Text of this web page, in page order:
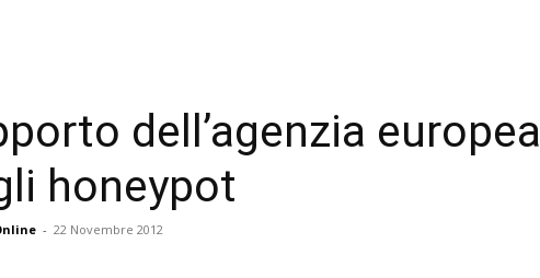
dell’agenzia europea
honeypot
- 22 Novembre 2012